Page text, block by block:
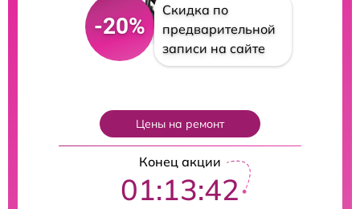
-20%
Скидка по
предварительной
записи на сайте
Цены на ремонт
Конец акции
01:13:41